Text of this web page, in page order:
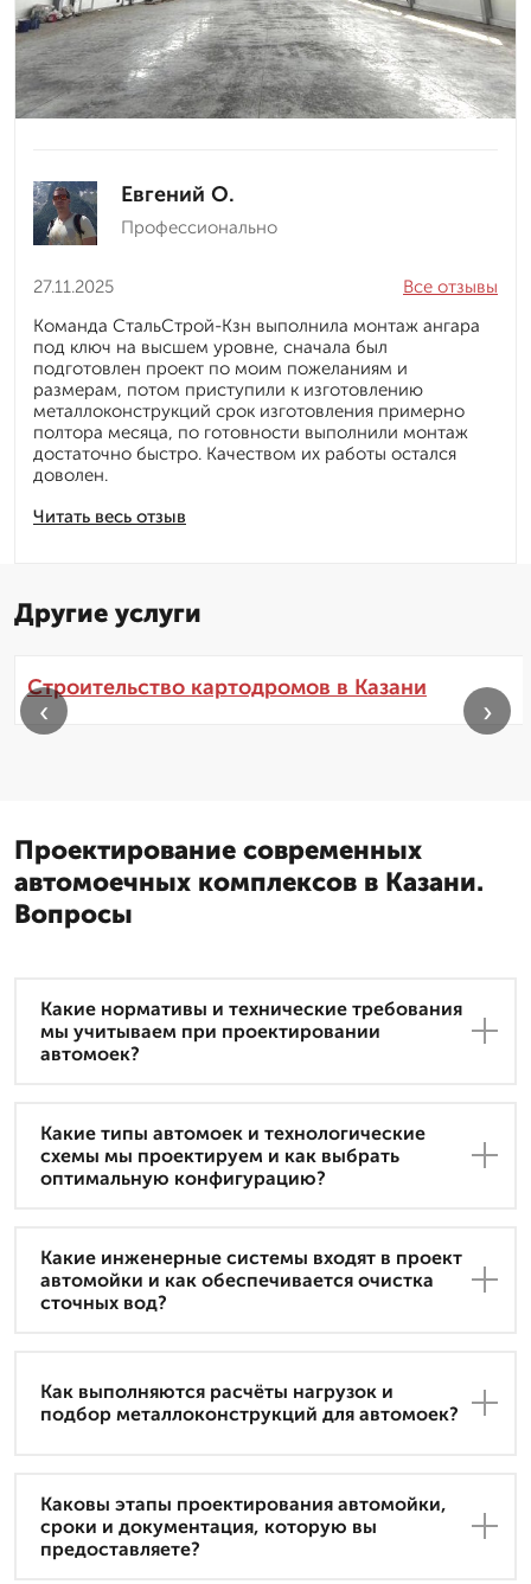
Евгений О.
Профессионально
27.11.2025
Читать весь отзыв
Все отзывы
Команда СтальСтрой-Кзн выполнила монтаж ангара
под ключ на высшем уровне, сначала был
подготовлен проект по моим пожеланиям и
размерам, потом приступили к изготовлению
металлоконструкций срок изготовления примерно
полтора месяца, по готовности выполнили монтаж
достаточно быстро. Качеством их работы остался
доволен.
Другие услуги
Строительство картодромов в Казани
‹ ›
Проектирование современных
автомоечных комплексов в Казани.
Вопросы
Какие нормативы и технические требования
мы учитываем при проектировании
автомоек?
Какие типы автомоек и технологические
схемы мы проектируем и как выбрать
оптимальную конфигурацию?
Какие инженерные системы входят в проект
автомойки и как обеспечивается очистка
сточных вод?
Как выполняются расчёты нагрузок и
подбор металлоконструкций для автомоек?
Каковы этапы проектирования автомойки,
сроки и документация, которую вы
предоставляете?